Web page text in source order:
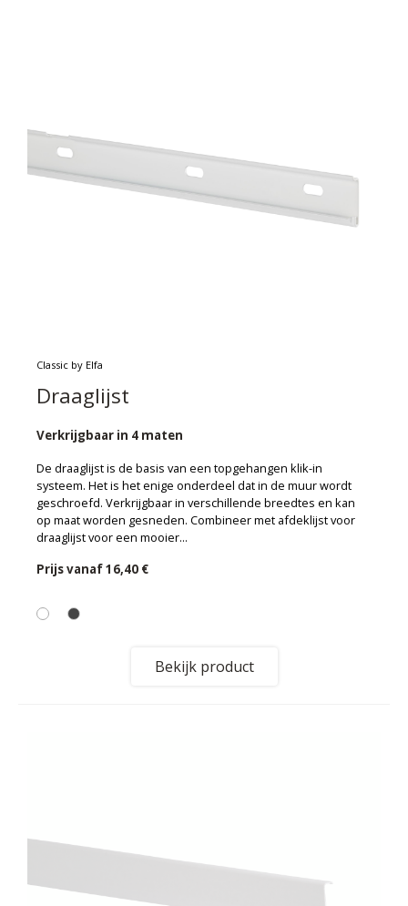
Classic by Elfa
Draaglijst
Verkrijgbaar in 4 maten
De draaglijst is de basis van een topgehangen klik-in
systeem. Het is het enige onderdeel dat in de muur wordt
geschroefd. Verkrijgbaar in verschillende breedtes en kan
op maat worden gesneden. Combineer met afdeklijst voor
draaglijst voor een mooier...
Prijs vanaf16,40 €
Bekijk product